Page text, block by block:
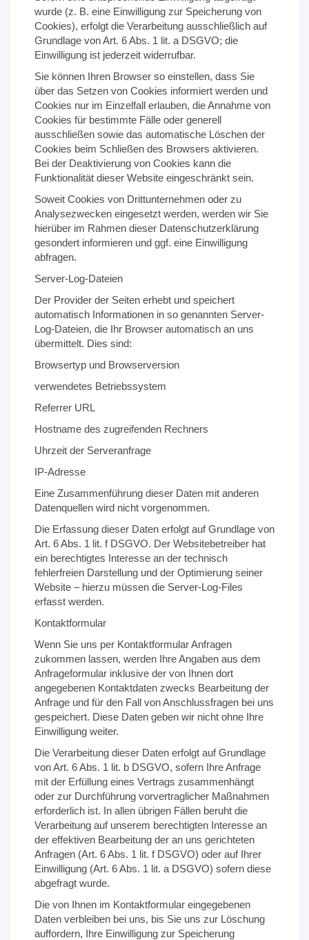
wurde (z. B. eine Einwilligung zur Speicherung von
Cookies), erfolgt die Verarbeitung ausschließlich auf
Grundlage von Art. 6 Abs. 1 lit. a DSGVO; die
Einwilligung ist jederzeit widerrufbar.
Sie können Ihren Browser so einstellen, dass Sie
über das Setzen von Cookies informiert werden und
Cookies nur im Einzelfall erlauben, die Annahme von
Cookies für bestimmte Fälle oder generell
ausschließen sowie das automatische Löschen der
Cookies beim Schließen des Browsers aktivieren.
Bei der Deaktivierung von Cookies kann die
Funktionalität dieser Website eingeschränkt sein.
Soweit Cookies von Drittunternehmen oder zu
Analysezwecken eingesetzt werden, werden wir Sie
hierüber im Rahmen dieser Datenschutzerklärung
gesondert informieren und ggf. eine Einwilligung
abfragen.
Server-Log-Dateien
Der Provider der Seiten erhebt und speichert
automatisch Informationen in so genannten Server-
Log-Dateien, die Ihr Browser automatisch an uns
übermittelt. Dies sind:
Browsertyp und Browserversion
verwendetes Betriebssystem
Referrer URL
Hostname des zugreifenden Rechners
Uhrzeit der Serveranfrage
IP-Adresse
Eine Zusammenführung dieser Daten mit anderen
Datenquellen wird nicht vorgenommen.
Die Erfassung dieser Daten erfolgt auf Grundlage von
Art. 6 Abs. 1 lit. f DSGVO. Der Websitebetreiber hat
ein berechtigtes Interesse an der technisch
fehlerfreien Darstellung und der Optimierung seiner
Website – hierzu müssen die Server-Log-Files
erfasst werden.
Kontaktformular
Wenn Sie uns per Kontaktformular Anfragen
zukommen lassen, werden Ihre Angaben aus dem
Anfrageformular inklusive der von Ihnen dort
angegebenen Kontaktdaten zwecks Bearbeitung der
Anfrage und für den Fall von Anschlussfragen bei uns
gespeichert. Diese Daten geben wir nicht ohne Ihre
Einwilligung weiter.
Die Verarbeitung dieser Daten erfolgt auf Grundlage
von Art. 6 Abs. 1 lit. b DSGVO, sofern Ihre Anfrage
mit der Erfüllung eines Vertrags zusammenhängt
oder zur Durchführung vorvertraglicher Maßnahmen
erforderlich ist. In allen übrigen Fällen beruht die
Verarbeitung auf unserem berechtigten Interesse an
der effektiven Bearbeitung der an uns gerichteten
Anfragen (Art. 6 Abs. 1 lit. f DSGVO) oder auf Ihrer
Einwilligung (Art. 6 Abs. 1 lit. a DSGVO) sofern diese
abgefragt wurde.
Die von Ihnen im Kontaktformular eingegebenen
Daten verbleiben bei uns, bis Sie uns zur Löschung
auffordern, Ihre Einwilligung zur Speicherung